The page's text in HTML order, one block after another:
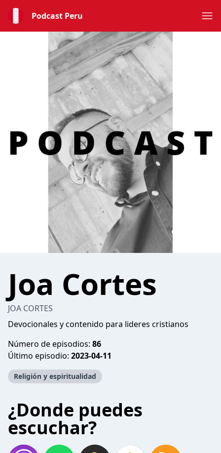
Podcast Peru
Joa Cortes
JOA CORTES
Devocionales y contenido para lideres cristianos
Número de episodios: 86
Último episodio: 2023-04-11
Religión y espiritualidad
¿Donde puedes
escuchar?